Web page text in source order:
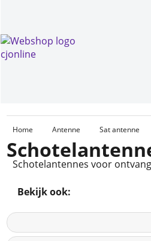
Home Antenne Sat antenne
Schotelantennes voor
Bekijk ook: